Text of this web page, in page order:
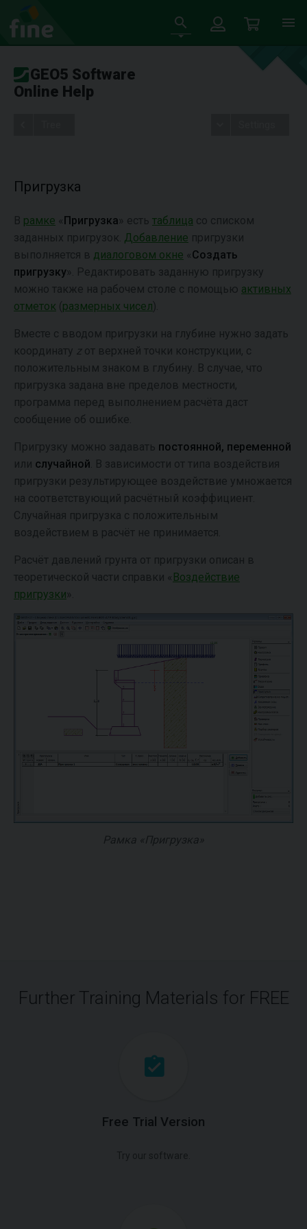
GEO5 Software
Online Help
Пригрузка
В рамке « Пригрузка » есть таблица со списком
заданных пригрузок. Добавление пригрузки
выполняется в диалоговом окне « Создать
пригрузку ». Редактировать заданную пригрузку
можно также на рабочем столе с помощью aктивных
отметок ( размерных чисел).
Вместе с вводом пригрузки на глубине нужно задать
координату zот верхней точки конструкции, с
положительным знаком в глубину. В случае, что
пригрузка задана вне пределов местности,
программа перед выполнением расчёта даст
сообщение об ошибке.
Пригрузку можно задавать постоянной, переменной
или случайной В зависимости от типа воздействия
пригрузки результирующее воздействие умножается
на соответствующий расчётный коэффициент.
Случайная пригрузка с положительным
воздействием в расчёт не принимается.
Расчёт давлений грунта от пригрузки описан в
теоретической части справки « Воздействие
пригрузки ».
Рамка «Пригрузка»
Further Training Materials for FREE
Free Trial Version